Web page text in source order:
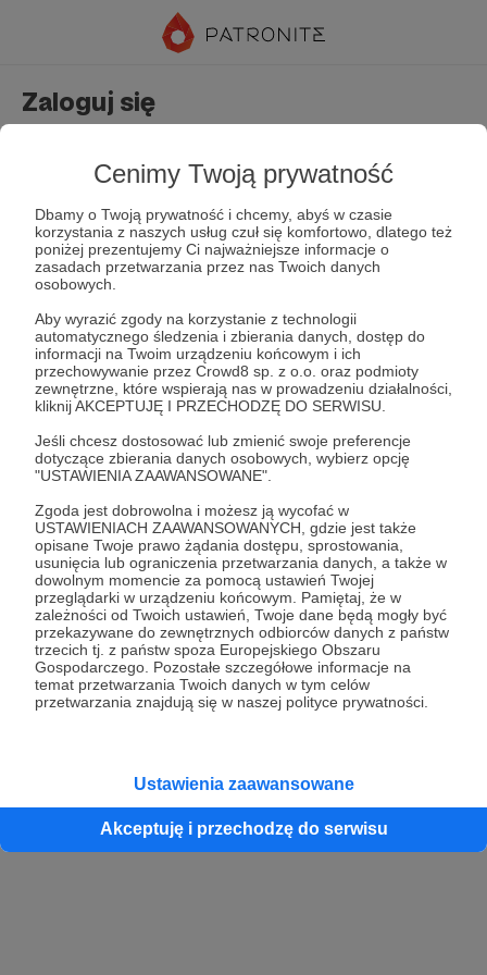
Cenimy Twoją prywatność
Dbamy o Twoją prywatność i chcemy, abyś w czasie
korzystania z naszych usług czuł się komfortowo, dlatego też
poniżej prezentujemy Ci najważniejsze informacje o
zasadach przetwarzania przez nas Twoich danych
osobowych.
Aby wyrazić zgody na korzystanie z technologii
automatycznego śledzenia i zbierania danych, dostęp do
informacji na Twoim urządzeniu końcowym i ich
przechowywanie przez Crowd8 sp. z o.o. oraz podmioty
zewnętrzne, które wspierają nas w prowadzeniu działalności,
kliknij AKCEPTUJĘ I PRZECHODZĘ DO SERWISU.
Jeśli chcesz dostosować lub zmienić swoje preferencje
dotyczące zbierania danych osobowych, wybierz opcję
"USTAWIENIA ZAAWANSOWANE".
Zgoda jest dobrowolna i możesz ją wycofać w
USTAWIENIACH ZAAWANSOWANYCH, gdzie jest także
opisane Twoje prawo żądania dostępu, sprostowania,
usunięcia lub ograniczenia przetwarzania danych, a także w
dowolnym momencie za pomocą ustawień Twojej
przeglądarki w urządzeniu końcowym. Pamiętaj, że w
zależności od Twoich ustawień, Twoje dane będą mogły być
przekazywane do zewnętrznych odbiorców danych z państw
trzecich tj. z państw spoza Europejskiego Obszaru
Gospodarczego. Pozostałe szczegółowe informacje na
temat przetwarzania Twoich danych w tym celów
przetwarzania znajdują się w naszej polityce prywatności.
Ustawienia zaawansowane
Akceptuję i przechodzę do serwisu
Zaloguj się
Zapamiętaj mnie Zapomniałeś hasła?
Zaloguj
lub
Kontynuuj z Google
Kontynuuj z Facebook
Kontynuuj z Apple
konta przez osobę niepełnoletnią” dostępny w regulaminie Patronite.pl